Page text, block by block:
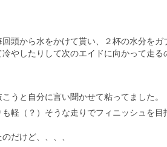
頭から水をかけて貰い、２杯の水分をガ
やしたりして次のエイドに向かって走る
うと自分に言い聞かせて粘ってました。
軽（？）そうな走りでフィニッシュを目
だけど、、、、